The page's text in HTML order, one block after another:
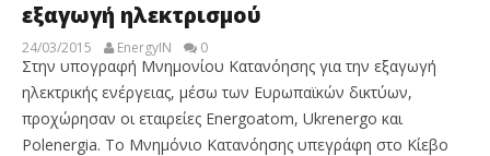
εξαγωγή ηλεκτρισμού
24/03/2015 EnergyIN 0
Στην υπογραφή Μνημονίου Κατανόησης για την εξαγωγή
ηλεκτρικής ενέργειας, μέσω των Ευρωπαϊκών δικτύων,
προχώρησαν οι εταιρείες Energoatom, Ukrenergo και
Polenergia. Το Μνημόνιο Κατανόησης υπεγράφη στο Κίεβο